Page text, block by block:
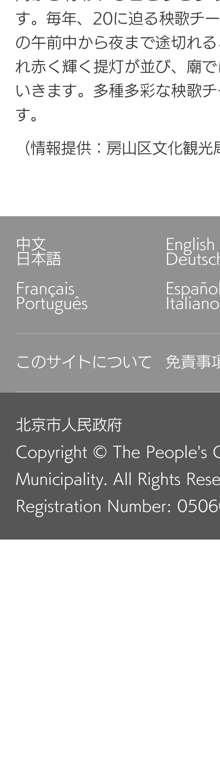
す。毎年、20に迫る秧歌チ
の午前中から夜まで途切れ
れ赤く輝く提灯が並び、廟
いきます。多種多彩な秧歌
す。
（情報提供：房山区文化観光
中文 English
日本語
Français
Português Italiano
このサイトについて 免責事
北京市人民政府
Copyright © The People's
Municipality. All Rights
Registration Number: